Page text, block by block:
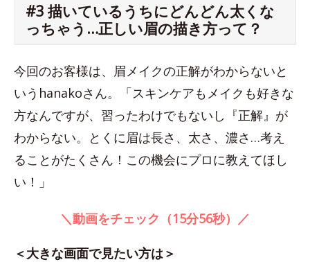
#3 描いているうちにどんどん太くな
っちゃう…正しい眉の描き方って？
今回のお客様は、眉メイクの正解がわからないと
いうhanakoさん。「スキンケアもメイクも好きな
方なんですが、習ったわけでもないし『正解』が
わからない。とくに眉は長さ、太さ、濃さ…考え
ることがたくさん！この機会にプロに教えてほし
い！」
＼動画をチェック（15分56秒）／
＜大きな画面で見たい方は＞